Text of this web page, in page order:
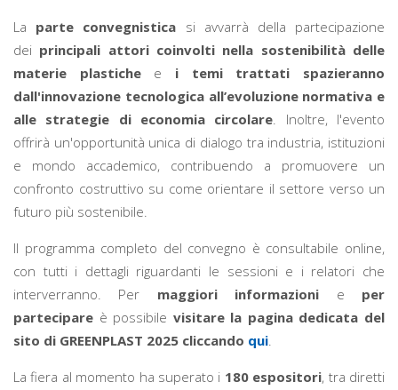
La parte convegnistica si avvarrà della partecipazione
dei principali attori coinvolti nella sostenibilità delle
materie plastiche e i temi trattati spazieranno
dall'innovazione tecnologica all’evoluzione normativa e
alle strategie di economia circolare. Inoltre, l'evento
offrirà un'opportunità unica di dialogo tra industria, istituzioni
e mondo accademico, contribuendo a promuovere un
confronto costruttivo su come orientare il settore verso un
futuro più sostenibile.
Il programma completo del convegno è consultabile online,
con tutti i dettagli riguardanti le sessioni e i relatori che
interverranno. Per maggiori informazioni e per
partecipare è possibile visitare la pagina dedicata del
sito di GREENPLAST 2025 cliccando qui.
La fiera al momento ha superato i 180 espositori, tra diretti